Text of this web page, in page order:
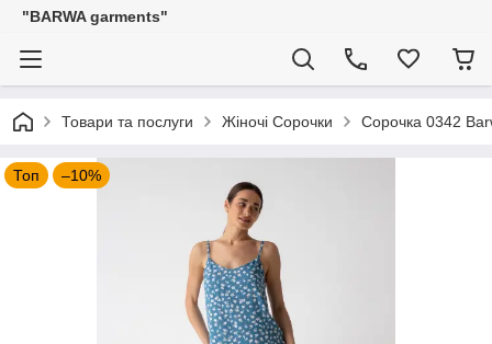
"BARWA garments"
Товари та послуги Жіночі Сорочки Сорочка 0342
Топ –10%